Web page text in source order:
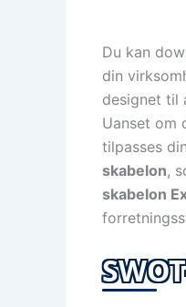
Du kan
din
designet til
Uanset om
tilpasses
skabelon,
skabelon